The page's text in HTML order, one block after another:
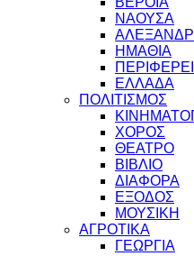
ΝΑΟΥΣΑ
ΗΜΑΘΙΑ
ΕΛΛΑΔΑ
ΠΟΛΙΤΙΣΜΟΣ
ΧΟΡΟΣ
ΘΕΑΤΡΟ
ΒΙΒΛΙΟ
ΔΙΑΦΟΡΑ
ΕΞΟΔΟΣ
ΜΟΥΣΙΚΗ
ΑΓΡΟΤΙΚΑ
ΓΕΩΡΓΙΑ